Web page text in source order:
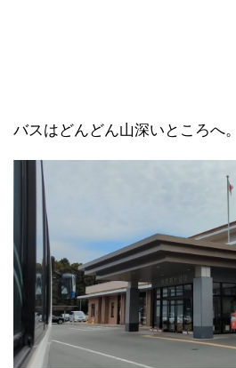
バスはどんどん山深いところへ。